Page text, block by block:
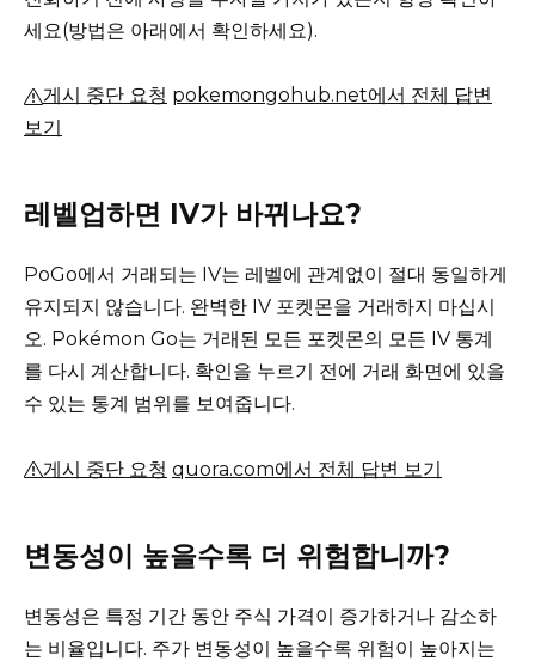
세요(방법은 아래에서 확인하세요).
게시 중단 요청 pokemongohub.net에서 전체 답변
보기
레벨업하면 IV가 바뀌나요?
PoGo에서 거래되는 IV는 레벨에 관계없이 절대 동일하게
유지되지 않습니다. 완벽한 IV 포켓몬을 거래하지 마십시
오. Pokémon Go는 거래된 모든 포켓몬의 모든 IV 통계
를 다시 계산합니다. 확인을 누르기 전에 거래 화면에 있을
수 있는 통계 범위를 보여줍니다.
게시 중단 요청 quora.com에서 전체 답변 보기
변동성이 높을수록 더 위험합니까?
변동성은 특정 기간 동안 주식 가격이 증가하거나 감소하
는 비율입니다. 주가 변동성이 높을수록 위험이 높아지는